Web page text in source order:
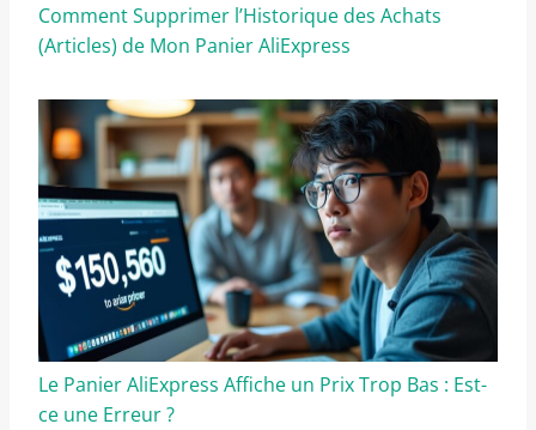
Comment Supprimer l’Historique des Achats
(Articles) de Mon Panier AliExpress
Le Panier AliExpress Affiche un Prix Trop Bas : Est-
ce une Erreur ?